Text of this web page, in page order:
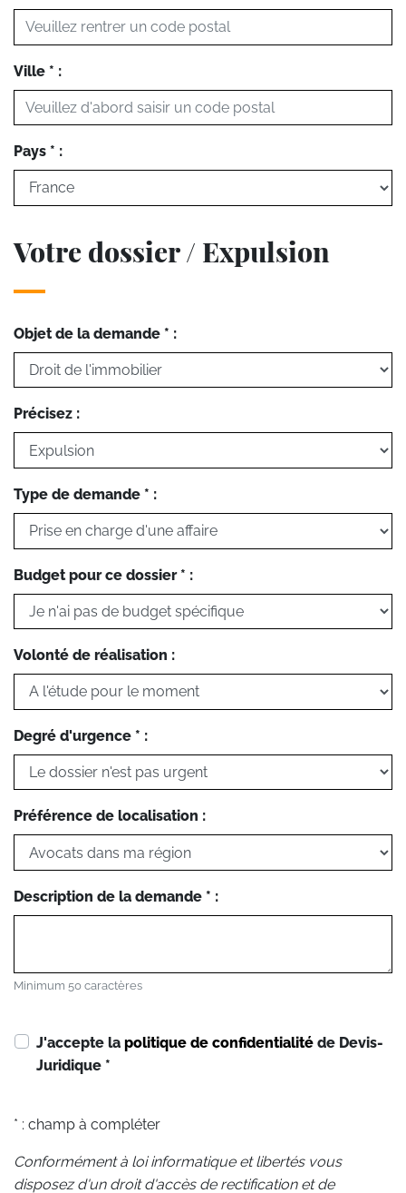
Ville * :
Pays * :
Votre dossier / Expulsion
Objet de la demande * :
Précisez :
Type de demande * :
Budget pour ce dossier * :
Volonté de réalisation :
Degré d'urgence * :
Préférence de localisation :
Description de la demande * :
Minimum 50 caractères
J'accepte la politique de confidentialité de Devis-
Juridique *
* : champ à compléter
Conformément à loi informatique et libertés vous
disposez d'un droit d'accès de rectification et de